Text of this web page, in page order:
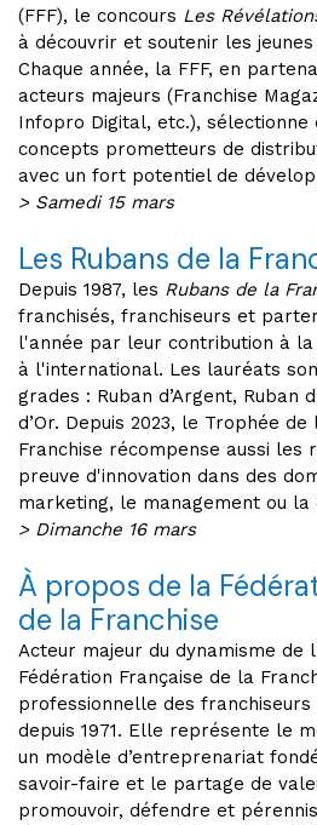
(FFF), le concours Les
à découvrir et soutenir les
Chaque année, la FFF, en
acteurs majeurs (Franchise
Infopro Digital, etc.),
concepts prometteurs de
avec un fort potentiel de
> Samedi 15 mars
Les Rubans de la
Depuis 1987, les Rubans de la
franchisés, franchiseurs et
l'année par leur contribution à
à l'international. Les lauréats
grades : Ruban d’Argent, Ruban
d’Or. Depuis 2023, le Trophée
Franchise récompense aussi les
preuve d'innovation dans des
marketing, le management ou la
> Dimanche 16 mars
À propos de la
de la Franchise
Acteur majeur du dynamisme de
Fédération Française de la
professionnelle des
depuis 1971. Elle représente le
un modèle d’entreprenariat
savoir-faire et le partage de
promouvoir, défendre et